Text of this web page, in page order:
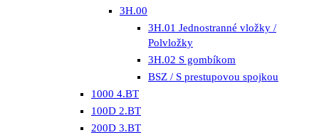
3H.00
3H.01 Jednostranné vložky /
Polvložky
3H.02 S gombíkom
BSZ / S prestupovou spojkou
1000 4.BT
100D 2.BT
200D 3.BT